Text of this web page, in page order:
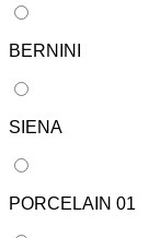
BERNINI
SIENA
PORCELAIN 01